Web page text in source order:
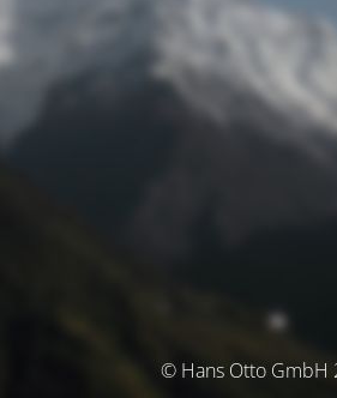
© Hans Otto GmbH